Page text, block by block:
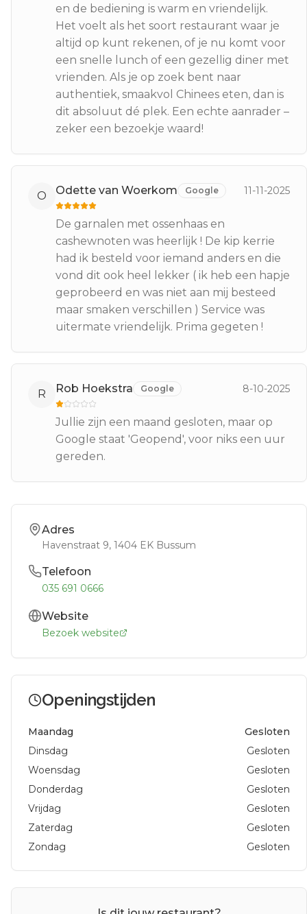
en de bediening is warm en vriendelijk.
Het voelt als het soort restaurant waar je
altijd op kunt rekenen, of je nu komt voor
een snelle lunch of een gezellig diner met
vrienden. Als je op zoek bent naar
authentiek, smaakvol Chinees eten, dan is
dit absoluut dé plek. Een echte aanrader –
zeker een bezoekje waard!
O Odette van Woerkom Google 11-11-2025
De garnalen met ossenhaas en
cashewnoten was heerlijk ! De kip kerrie
had ik besteld voor iemand anders en die
vond dit ook heel lekker ( ik heb een hapje
geprobeerd en was niet aan mij besteed
maar smaken verschillen ) Service was
uitermate vriendelijk. Prima gegeten !
R Rob Hoekstra Google 8-10-2025
Jullie zijn een maand gesloten, maar op
Google staat 'Geopend', voor niks een uur
gereden.
Adres
Havenstraat 9, 1404 EK Bussum
Telefoon
035 691 0666
Website
Bezoek website
Openingstijden
Maandag
Gesloten
Dinsdag
Gesloten
Woensdag
Gesloten
Donderdag
Gesloten
Vrijdag
Gesloten
Zaterdag
Gesloten
Zondag
Gesloten